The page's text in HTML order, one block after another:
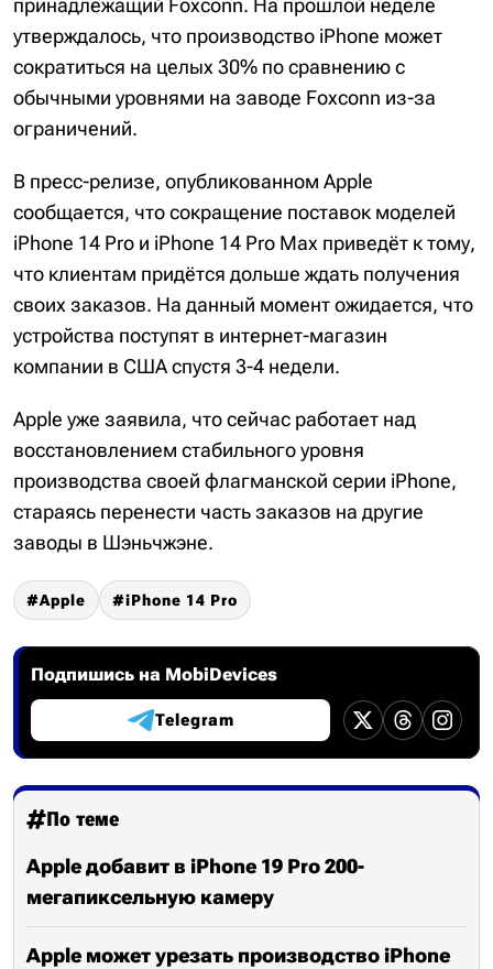
принадлежащий Foxconn. На прошлой неделе
утверждалось, что производство iPhone может
сократиться на целых 30% по сравнению с
обычными уровнями на заводе Foxconn из-за
ограничений.
В пресс-релизе, опубликованном Apple
сообщается, что сокращение поставок моделей
iPhone 14 Pro и iPhone 14 Pro Max приведёт к тому,
что клиентам придётся дольше ждать получения
своих заказов. На данный момент ожидается, что
устройства поступят в интернет-магазин
компании в США спустя 3-4 недели.
Apple уже заявила, что сейчас работает над
восстановлением стабильного уровня
производства своей флагманской серии iPhone,
стараясь перенести часть заказов на другие
заводы в Шэньчжэне.
Apple iPhone 14 Pro
Подпишись на MobiDevices
Telegram
По теме
Apple добавит в iPhone 19 Pro 200-
мегапиксельную камеру
Apple может урезать производство iPhone